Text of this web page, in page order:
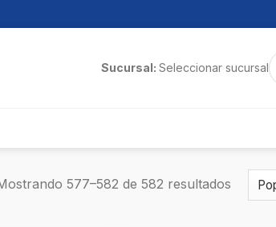
Sucursal: Seleccionar sucursal
577–582 de 582 resultados